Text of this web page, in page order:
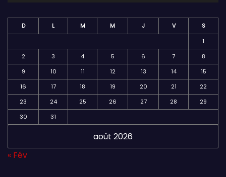
août 2026
D L M M J V
S
1
2
3 4 5 6 7
8
9
10 11 12 13 14
15
16
17 18 19 20 21
22
23
24 25 26 27 28
29
30
31
« Fév